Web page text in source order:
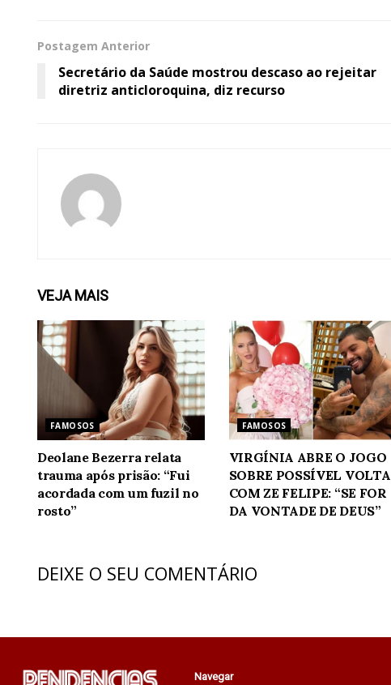
Postagem Anterior
Secretário da Saúde mostrou descaso ao rejeitar
diretriz anticloroquina, diz recurso
VEJAMAIS
FAMOSOS
Deolane Bezerra relata
trauma após prisão: “Fui
acordada com um fuzil no
rosto”
FAMOSOS
VIRGÍNIA ABRE O JOGO
SOBRE POSSÍVEL VOLTA
COM ZE FELIPE: “SE FOR
DA VONTADE DE DEUS”
DEIXE O SEU COMENTÁRIO
Navegar